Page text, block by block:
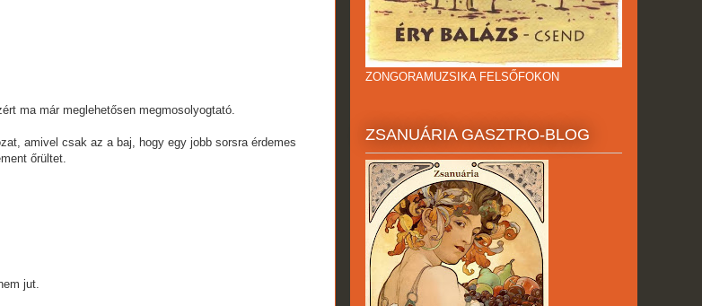
ma már meglehetősen megmosolyogtató.
amivel csak az a baj, hogy egy jobb sorsra érdemes
őrültet.
jut.
ZONGORAMUZSIKA FELSŐFOKON
ZSANUÁRIA GASZTRO-BLOG